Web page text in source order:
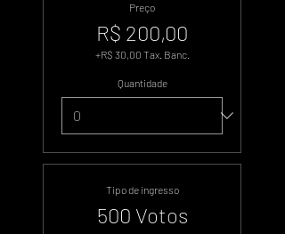
Preço
R$ 200,00
+R$ 30,00 Tax. Banc.
Quantidade
Tipo de ingresso
500 Votos